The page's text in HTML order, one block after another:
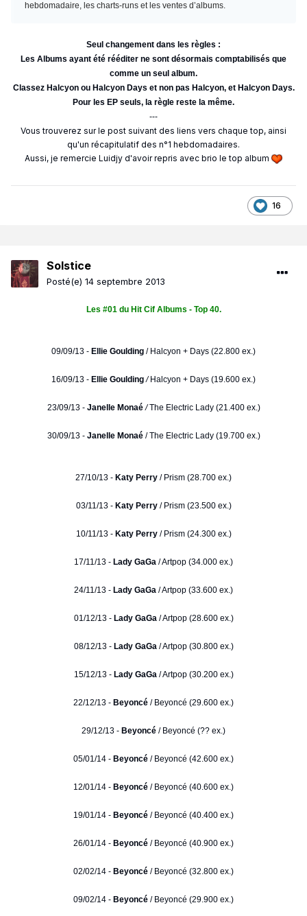
hebdomadaire, les charts-runs et les ventes d’albums.
Seul changement dans les règles :
Les Albums ayant été rééditer ne sont désormais comptabilisés que
comme un seul album.
Classez Halcyon ou Halcyon Days et non pas Halcyon, et Halcyon Days.
Pour les EP seuls, la règle reste la même.
---
Vous trouverez sur le post suivant des liens vers chaque top, ainsi
qu'un récapitulatif des n°1 hebdomadaires.
Aussi, je remercie Luidjy d'avoir repris avec brio le top album
16
Solstice
Posté(e) 14 septembre 2013
Les #01 du Hit Cif Albums - Top 40.
09/09/13 - Ellie Goulding / Halcyon + Days (22.800 ex.)
16/09/13 - Ellie Goulding /Halcyon + Days (19.600 ex.)
23/09/13 - Janelle Monaé /The Electric Lady (21.400 ex.)
30/09/13 - Janelle Monaé/ The Electric Lady (19.700 ex.)
27/10/13 - Katy Perry / Prism (28.700 ex.)
03/11/13 - Katy Perry/ Prism (23.500 ex.)
10/11/13 - Katy Perry/ Prism (24.300 ex.)
17/11/13 - Lady GaGa / Artpop (34.000 ex.)
24/11/13 - Lady GaGa / Artpop (33.600 ex.)
01/12/13 - Lady GaGa/ Artpop (28.600 ex.)
08/12/13 - Lady GaGa/ Artpop (30.800 ex.)
15/12/13 - Lady GaGa/ Artpop (30.200 ex.)
22/12/13 - Beyoncé / Beyoncé (29.600 ex.)
29/12/13 - Beyoncé / Beyoncé (?? ex.)
05/01/14 - Beyoncé / Beyoncé (42.600 ex.)
12/01/14 - Beyoncé / Beyoncé (40.600 ex.)
19/01/14 - Beyoncé / Beyoncé (40.400 ex.)
26/01/14 - Beyoncé / Beyoncé (40.900 ex.)
02/02/14 - Beyoncé / Beyoncé (32.800 ex.)
09/02/14 - Beyoncé / Beyoncé (29.900 ex.)